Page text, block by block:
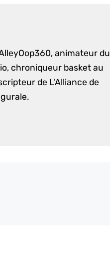
animateur du
chroniqueur basket au
de L'Alliance de